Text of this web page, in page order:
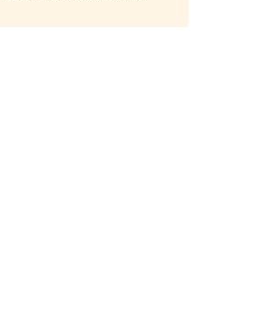
Pforte vom Petersdom